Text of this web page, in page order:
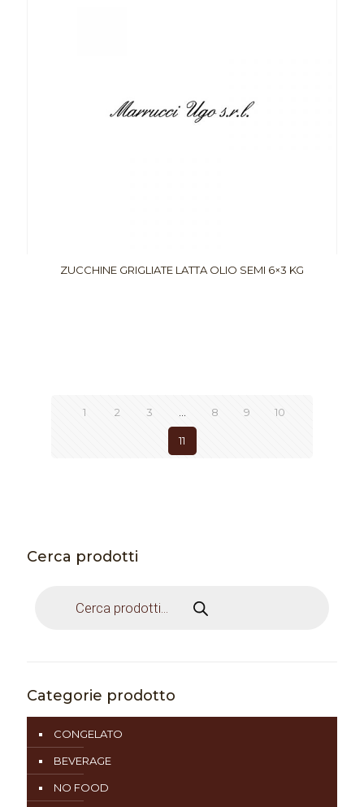
ZUCCHINE GRIGLIATE LATTA OLIO SEMI 6×3 KG
1 2 3 8 9 10
11
Cerca prodotti
Categorie prodotto
CONGELATO
BEVERAGE
NO FOOD